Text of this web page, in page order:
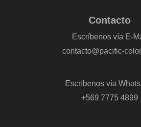
Contacto
Escríbenos vía E-
contacto@pacific-
Escríbenos vía
+569 7775 4899